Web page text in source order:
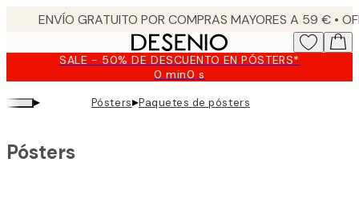
SALE - 50% DE DESCUENTO EN PÓSTERS*
0 min0 s
Válido
hasta:
2026-
▸ Pósters▸Paquetes de pósters
Pósters